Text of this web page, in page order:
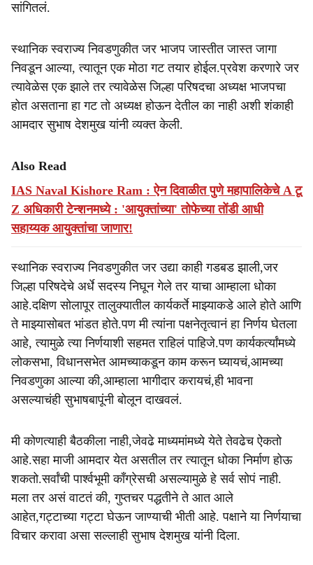
सांगितलं.
स्थानिक स्वराज्य निवडणुकीत जर भाजप जास्तीत जास्त जागा
निवडून आल्या, त्यातून एक मोठा गट तयार होईल.प्रवेश करणारे जर
त्यावेळेस एक झाले तर त्यावेळेस जिल्हा परिषदचा अध्यक्ष भाजपचा
होत असताना हा गट तो अध्यक्ष होऊन देतील का नाही अशी शंकाही
आमदार सुभाष देशमुख यांनी व्यक्त केली.
Also Read
IAS Naval Kishore Ram : ऐन दिवाळीत पुणे महापालिकेचे A टू
Z अधिकारी टेन्शनमध्ये : 'आयुक्तांच्या' तोफेच्या तोंडी आधी
सहाय्यक आयुक्तांचा जाणार!
स्थानिक स्वराज्य निवडणुकीत जर उद्या काही गडबड झाली,जर
जिल्हा परिषदेचे अर्धे सदस्य निघून गेले तर याचा आम्हाला धोका
आहे.दक्षिण सोलापूर तालुक्यातील कार्यकर्ते माझ्याकडे आले होते आणि
ते माझ्यासोबत भांडत होते.पण मी त्यांना पक्षनेतृत्वानं हा निर्णय घेतला
आहे, त्यामुळे त्या निर्णयाशी सहमत राहिलं पाहिजे.पण कार्यकर्त्यांमध्ये
लोकसभा, विधानसभेत आमच्याकडून काम करून घ्यायचं,आमच्या
निवडणुका आल्या की,आम्हाला भागीदार करायचं,ही भावना
असल्याचंही सुभाषबापूंनी बोलून दाखवलं.
मी कोणत्याही बैठकीला नाही,जेवढे माध्यमांमध्ये येते तेवढेच ऐकतो
आहे.सहा माजी आमदार येत असतील तर त्यातून धोका निर्माण होऊ
शकतो.सर्वांची पार्श्वभूमी काँग्रेसची असल्यामुळे हे सर्व सोपं नाही.
मला तर असं वाटतं की, गुप्तचर पद्धतीने ते आत आले
आहेत,गट्टाच्या गट्टा घेऊन जाण्याची भीती आहे. पक्षाने या निर्णयाचा
विचार करावा असा सल्लाही सुभाष देशमुख यांनी दिला.